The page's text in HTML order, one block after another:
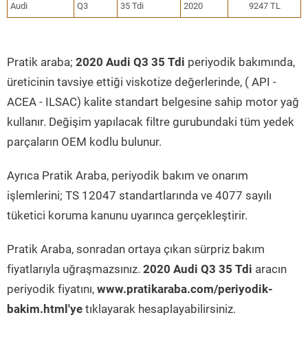
Audi Q3 35 Tdi 2020 9247 TL
Pratik araba; 2020 Audi Q3 35 Tdi periyodik bakımında,
üreticinin tavsiye ettiği viskotize değerlerinde, ( API -
ACEA - ILSAC) kalite standart belgesine sahip motor yağ
kullanır. Değişim yapılacak filtre gurubundaki tüm yedek
parçaların OEM kodlu bulunur.
Ayrıca Pratik Araba, periyodik bakım ve onarım
işlemlerini; TS 12047 standartlarında ve 4077 sayılı
tüketici koruma kanunu uyarınca gerçekleştirir.
Pratik Araba, sonradan ortaya çıkan sürpriz bakım
fiyatlarıyla uğraşmazsınız. 2020 Audi Q3 35 Tdi aracın
periyodik fiyatını, www.pratikaraba.com/periyodik-
bakim.html'ye tıklayarak hesaplayabilirsiniz.